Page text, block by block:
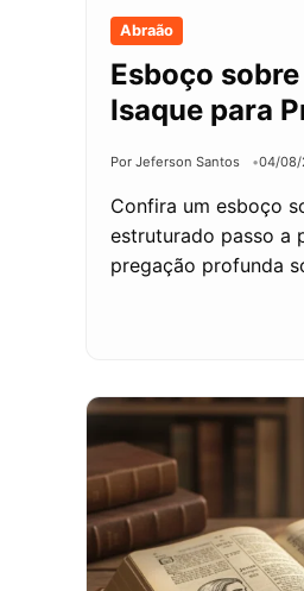
Abraão
Esboço
Isaque para
Por Jeferson Santos 04/
Confira um esboço
estruturado passo a
pregação profunda